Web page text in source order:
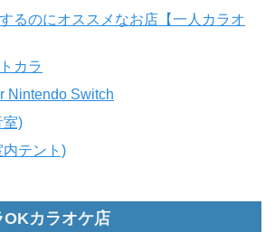
るのにオススメなお店【一人カラオ
カラ
Nintendo Switch
室)
テント)
カラオケ店